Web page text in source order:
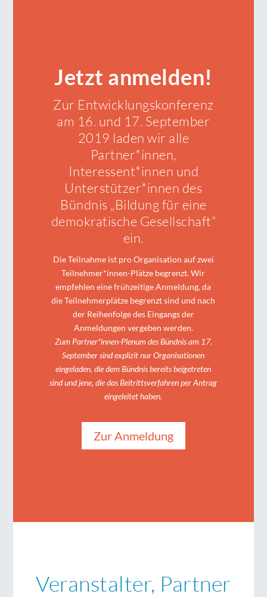
Jetzt anmelden!
Zur Entwicklungskonferenz
am 16. und 17. September
2019 laden wir alle
Partner*innen,
Interessent*innen und
Unterstützer*innen des
Bündnis „Bildung für eine
demokratische Gesellschaft“
ein.
Die Teilnahme ist pro Organisation auf zwei
Teilnehmer*innen-Plätze begrenzt. Wir
empfehlen eine frühzeitige Anmeldung, da
die Teilnehmerplätze begrenzt sind und nach
der Reihenfolge des Eingangs der
Anmeldungen vergeben werden.
Zum Partner*innen-Plenum des Bündnis am 17.
September sind explizit nur Organisationen
eingeladen, die dem Bündnis bereits beigetreten
sind und jene, die das Beitrittsverfahren per Antrag
eingeleitet haben.
Zur Anmeldung
Veranstalter, Partner